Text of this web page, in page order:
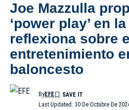
Joe Mazzulla
‘power play’ en
reflexiona sobre
entretenimiento
baloncesto
Last Updated: 30 De Octubre De
ByEFE